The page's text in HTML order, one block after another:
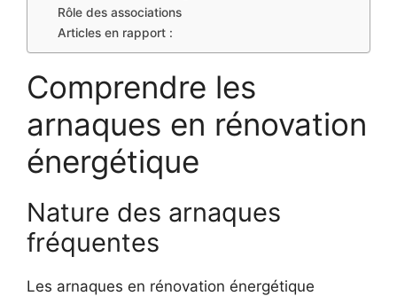
Rôle des associations
Articles en rapport :
Comprendre les
arnaques en rénovation
énergétique
Nature des arnaques
fréquentes
Les arnaques en rénovation énergétique